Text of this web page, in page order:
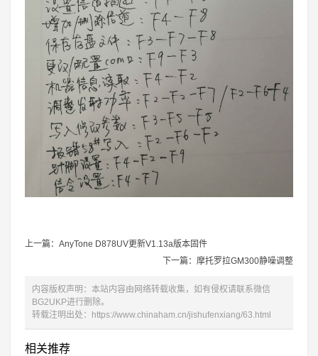
上一篇：AnyTone D878UV更新V1.13a版本固件
下一篇：摩托罗拉GM300静噪调整
内容版权声明：本站内容由网络转载收集，如有侵权请联系微信
BG2UKP进行删除。
转载注明出处：
https://www.chinaham.cn/jishufenxiang/63.html
相关推荐